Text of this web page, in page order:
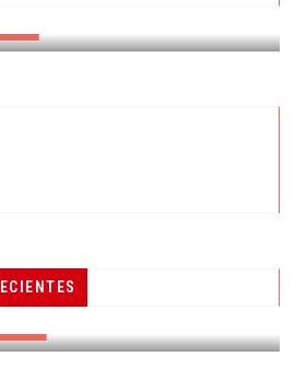
EQUIPO DE